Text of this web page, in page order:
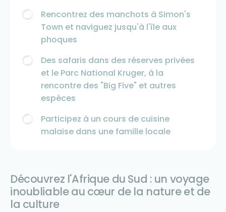
Rencontrez des manchots à Simon's
Town et naviguez jusqu'à l'île aux
phoques
Des safaris dans des réserves privées
et le Parc National Kruger, à la
rencontre des "Big Five" et autres
espèces
Participez à un cours de cuisine
malaise dans une famille locale
Découvrez l'Afrique du Sud : un voyage
inoubliable au cœur de la nature et de
la culture